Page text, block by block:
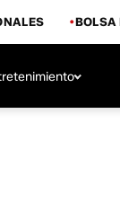
BOLSA